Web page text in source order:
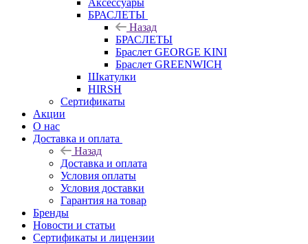
Аксессуары
БРАСЛЕТЫ
Назад
БРАСЛЕТЫ
Браслет GEORGE KINI
Браслет GREENWICH
Шкатулки
HIRSH
Сертификаты
Акции
О нас
Доставка и оплата
Назад
Доставка и оплата
Условия оплаты
Условия доставки
Гарантия на товар
Бренды
Новости и статьи
Сертификаты и лицензии